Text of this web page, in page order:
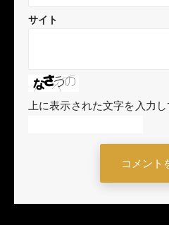
サイト
上に表示された文字を入力し